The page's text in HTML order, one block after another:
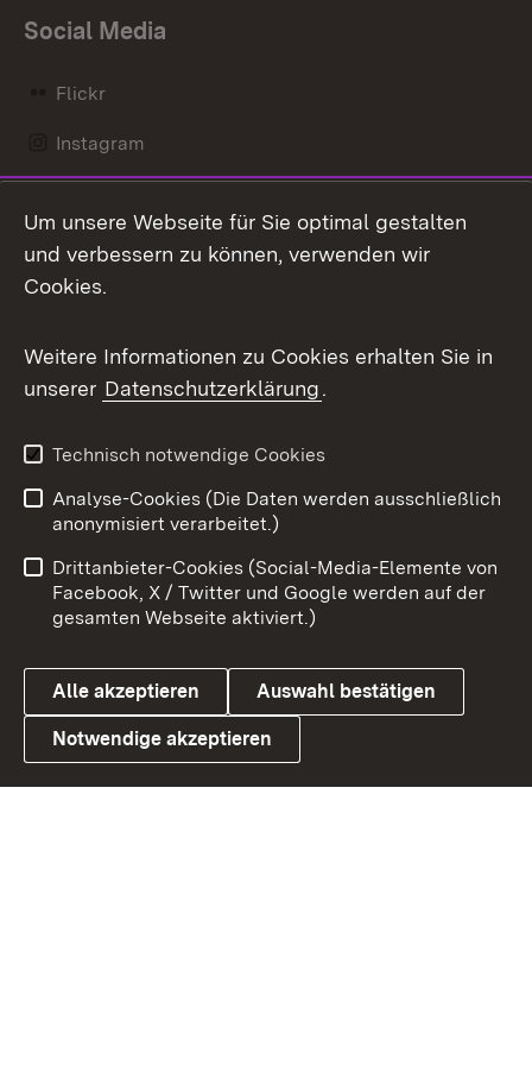
Social Media
Flickr
Instagram
Mastodon
Messenger
Social Wall
X / Twitter
Youtube
Link zum Landesportal
Benutzungshinweise
Barrierefreiheit
Datenschutz
Cookies
Um unsere Webseite für Sie optimal gestalten
und verbessern zu können, verwenden wir
Cookies.
Weitere Informationen zu Cookies erhalten Sie in
unserer Datenschutzerklärung.
Technisch notwendige Cookies
Analyse-Cookies (Die Daten werden ausschließlich
anonymisiert verarbeitet.)
Drittanbieter-Cookies (Social-Media-Elemente von
Facebook, X / Twitter und Google werden auf der
gesamten Webseite aktiviert.)
Alle akzeptieren Auswahl bestätigen
Notwendige akzeptieren